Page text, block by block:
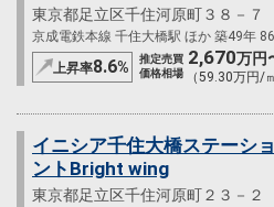
東京都足立区千住河原町３８－７
京成電鉄本線 千住大橋駅 ほか 築49年
上昇率8.6%
推定売買
価格相場
2,670万円
（59.30万円/
イニシア千住大橋ステーシ
ントBright wing
東京都足立区千住河原町２３－２